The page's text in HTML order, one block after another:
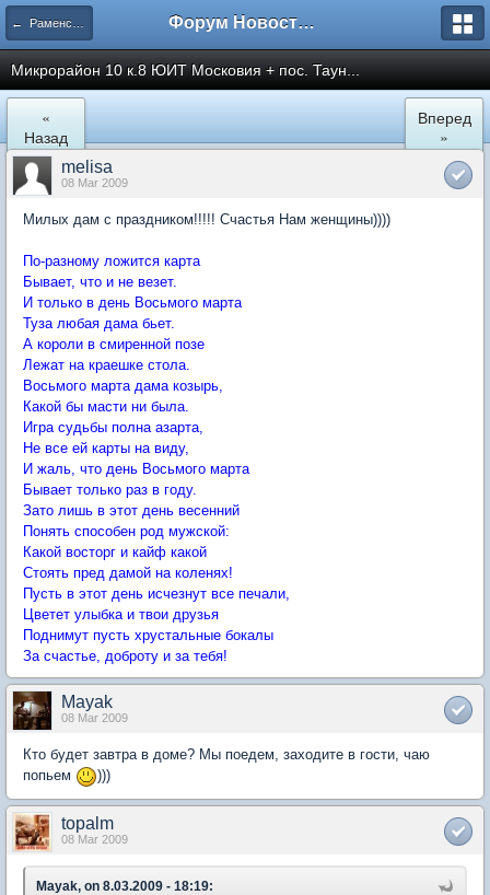
← Раменское Форум Новостройки
Микрорайон 10 к.8 ЮИТ Московия + пос. Таун...
«
Назад
Вперед
»
melisa
08 Mar 2009
Милых дам с праздником!!!!! Счастья Нам женщины))))
По-разному ложится карта
Бывает, что и не везет.
И только в день Восьмого марта
Туза любая дама бьет.
А короли в смиренной позе
Лежат на краешке стола.
Восьмого марта дама козырь,
Какой бы масти ни была.
Игра судьбы полна азарта,
Не все ей карты на виду,
И жаль, что день Восьмого марта
Бывает только раз в году.
Зато лишь в этот день весенний
Понять способен род мужской:
Какой восторг и кайф какой
Стоять пред дамой на коленях!
Пусть в этот день исчезнут все печали,
Цветет улыбка и твои друзья
Поднимут пусть хрустальные бокалы
За счастье, доброту и за тебя!
Mayak
08 Mar 2009
Кто будет завтра в доме? Мы поедем, заходите в гости, чаю
попьем
)))
topalm
08 Mar 2009
Mayak, on 8.03.2009 - 18:19: